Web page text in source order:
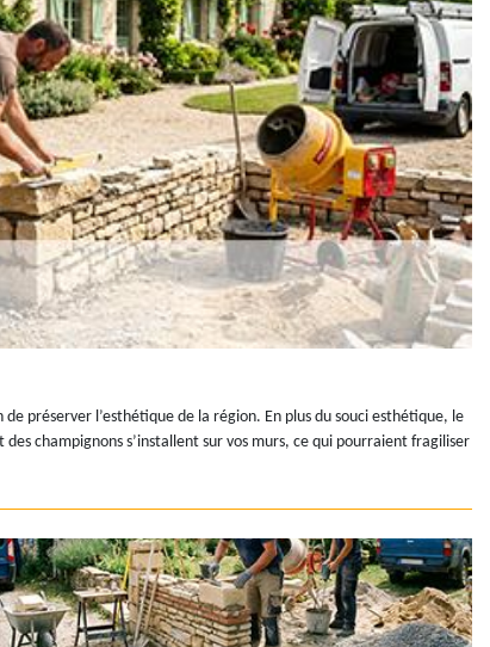
préserver l’esthétique de la région. En plus du souci esthétique, le
champignons s’installent sur vos murs, ce qui pourraient fragiliser